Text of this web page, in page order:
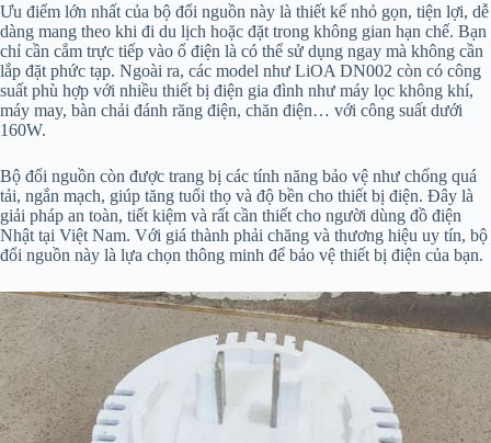
Ưu điểm lớn nhất của bộ đổi nguồn này là thiết kế nhỏ gọn, tiện lợi, dễ
dàng mang theo khi đi du lịch hoặc đặt trong không gian hạn chế. Bạn
chỉ cần cắm trực tiếp vào ổ điện là có thể sử dụng ngay mà không cần
lắp đặt phức tạp. Ngoài ra, các model như LiOA DN002 còn có công
suất phù hợp với nhiều thiết bị điện gia đình như máy lọc không khí,
máy may, bàn chải đánh răng điện, chăn điện… với công suất dưới
160W.
Bộ đổi nguồn còn được trang bị các tính năng bảo vệ như chống quá
tải, ngắn mạch, giúp tăng tuổi thọ và độ bền cho thiết bị điện. Đây là
giải pháp an toàn, tiết kiệm và rất cần thiết cho người dùng đồ điện
Nhật tại Việt Nam. Với giá thành phải chăng và thương hiệu uy tín, bộ
đổi nguồn này là lựa chọn thông minh để bảo vệ thiết bị điện của bạn.